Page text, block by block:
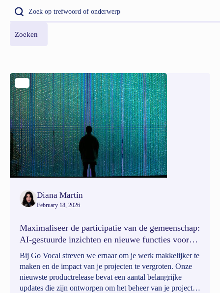
Diana Martín
February 18, 2026
Maximaliseer de participatie van de gemeenschap:
AI-gestuurde inzichten en nieuwe functies voor
efficiënte projecten
Bij Go Vocal streven we ernaar om je werk makkelijker te
maken en de impact van je projecten te vergroten. Onze
nieuwste productrelease bevat een aantal belangrijke
updates die zijn ontworpen om het beheer van je projecten